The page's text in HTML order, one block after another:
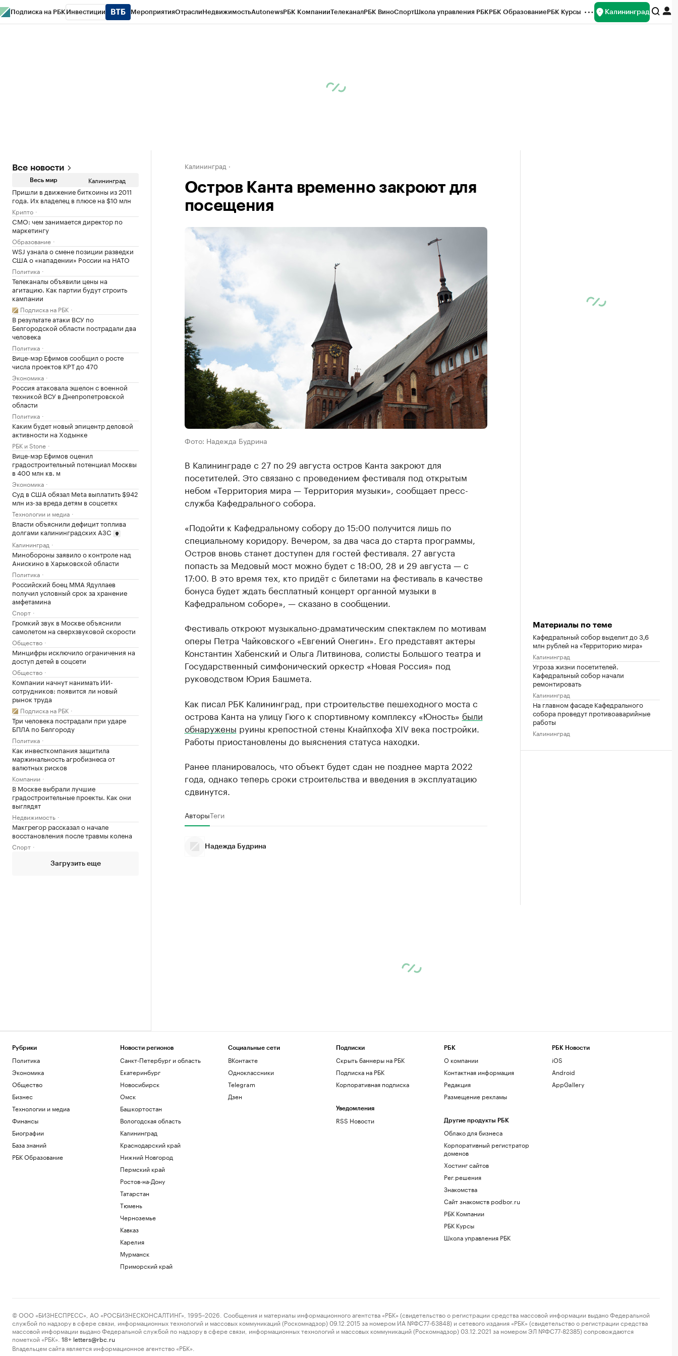
Подписка на РБК Инвестиции МероприятияОтраслиНедвижимостьAutonewsРБК КомпанииТелеканалРБК ВиноСпортШкола управления РБКРБК ОбразованиеРБК Курсы Калининград
Все новости
Весь мир Калининград
Пришли в движение биткоины из 2011
года. Их владелец в плюсе на $10 млн
Крипто
CMO: чем занимается директор по
маркетингу
Образование
WSJ узнала о смене позиции разведки
США о «нападении» России на НАТО
Политика
Телеканалы объявили цены на
агитацию. Как партии будут строить
кампании
Подписка на РБК
В результате атаки ВСУ по
Белгородской области пострадали два
человека
Политика
Вице-мэр Ефимов сообщил о росте
числа проектов КРТ до 470
Экономика
Россия атаковала эшелон с военной
техникой ВСУ в Днепропетровской
области
Политика
Каким будет новый эпицентр деловой
активности на Ходынке
РБК и Stone
Вице-мэр Ефимов оценил
градостроительный потенциал Москвы
в 400 млн кв. м
Экономика
Суд в США обязал Meta выплатить $942
млн из-за вреда детям в соцсетях
Технологии и медиа
Власти объяснили дефицит топлива
долгами калининградских АЗС
Калининград
Минобороны заявило о контроле над
Анискино в Харьковской области
Политика
Российский боец ММА Ядуллаев
получил условный срок за хранение
амфетамина
Спорт
Громкий звук в Москве объяснили
самолетом на сверхзвуковой скорости
Общество
Минцифры исключило ограничения на
доступ детей в соцсети
Общество
Компании начнут нанимать ИИ-
сотрудников: появится ли новый
рынок труда
Подписка на РБК
Три человека пострадали при ударе
БПЛА по Белгороду
Политика
Как инвесткомпания защитила
маржинальность агробизнеса от
валютных рисков
Компании
В Москве выбрали лучшие
градостроительные проекты. Как они
выглядят
Недвижимость
Макгрегор рассказал о начале
восстановления после травмы колена
Спорт
Загрузить еще
Калининград
Остров Канта временно закроют для
посещения
Фото: Надежда Будрина
В Калининграде с 27 по 29 августа остров Канта закроют для
посетителей. Это связано с проведением фестиваля под открытым
небом «Территория мира — Территория музыки», сообщает пресс-
служба Кафедрального собора.
«Подойти к Кафедральному собору до 15:00 получится лишь по
специальному коридору. Вечером, за два часа до старта программы,
Остров вновь станет доступен для гостей фестиваля. 27 августа
попасть за Медовый мост можно будет с 18:00, 28 и 29 августа — с
17:00. В это время тех, кто придёт с билетами на фестиваль в качестве
бонуса будет ждать бесплатный концерт органной музыки в
Кафедральном соборе», — сказано в сообщении.
Фестиваль откроют музыкально-драматическим спектаклем по мотивам
оперы Петра Чайковского «Евгений Онегин». Его представят актеры
Константин Хабенский и Ольга Литвинова, солисты Большого театра и
Государственный симфонический оркестр «Новая Россия» под
руководством Юрия Башмета.
Как писал РБК Калининград, при строительстве пешеходного моста с
острова Канта на улицу Гюго к спортивному комплексу «Юность» были
обнаружены руины крепостной стены Кнайпхофа XIV века постройки.
Работы приостановлены до выяснения статуса находки.
Ранее планировалось, что объект будет сдан не позднее марта 2022
года, однако теперь сроки строительства и введения в эксплуатацию
сдвинутся.
АвторыТеги
Надежда Будрина
Материалы по теме
Кафедральный собор выделит до 3,6
млн рублей на «Территорию мира»
Калининград
Угроза жизни посетителей.
Кафедральный собор начали
ремонтировать
Калининград
На главном фасаде Кафедрального
собора проведут противоаварийные
работы
Калининград
Рубрики
Политика
Экономика
Общество
Бизнес
Технологии и медиа
Финансы
Биографии
База знаний
РБК Образование
Новости регионов
Санкт-Петербург и область
Екатеринбург
Новосибирск
Омск
Башкортостан
Вологодская область
Калининград
Краснодарский край
Нижний Новгород
Пермский край
Ростов-на-Дону
Татарстан
Тюмень
Черноземье
Кавказ
Карелия
Мурманск
Приморский край
Социальные сети
ВКонтакте
Одноклассники
Telegram
Дзен
Подписки
Скрыть баннеры на РБК
Подписка на РБК
Корпоративная подписка
Уведомления
RSS Новости
РБК
О компании
Контактная информация
Редакция
Размещение рекламы
Другие продукты РБК
Облако для бизнеса
Корпоративный регистратор
доменов
Хостинг сайтов
Рег.решения
Знакомства
Сайт знакомств podbor.ru
РБК Компании
РБК Курсы
Школа управления РБК
РБК Новости
iOS
Android
AppGallery
© ООО «БИЗНЕСПРЕСС», АО «РОСБИЗНЕСКОНСАЛТИНГ», 1995–2026. Сообщения и материалы информационного агентства «РБК» (свидетельство о регистрации средства массовой информации выдано Федеральной
службой по надзору в сфере связи, информационных технологий и массовых коммуникаций (Роскомнадзор) 09.12.2015 за номером ИА №ФС77-63848) и сетевого издания «РБК» (свидетельство о регистрации средства
массовой информации выдано Федеральной службой по надзору в сфере связи, информационных технологий и массовых коммуникаций (Роскомнадзор) 03.12.2021 за номером ЭЛ №ФС77-82385) сопровождаются
пометкой «РБК».
18+ letters@rbc.ru
Владельцем сайта является информационное агентство «РБК».